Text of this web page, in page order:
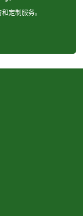
定制服务。